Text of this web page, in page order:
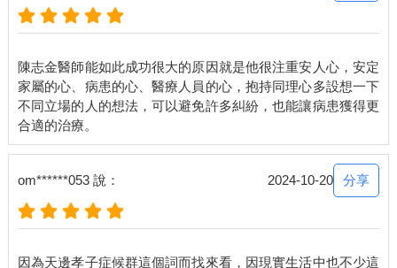
陳志金醫師能如此成功很大的原因就是他很注重安人心，安定
家屬的心、病患的心、醫療人員的心，抱持同理心多設想一下
不同立場的人的想法，可以避免許多糾紛，也能讓病患獲得更
om******053 說： 2024-10-20 分享
因為天邊孝子症候群這個詞而找來看，因現實生活中也不少這